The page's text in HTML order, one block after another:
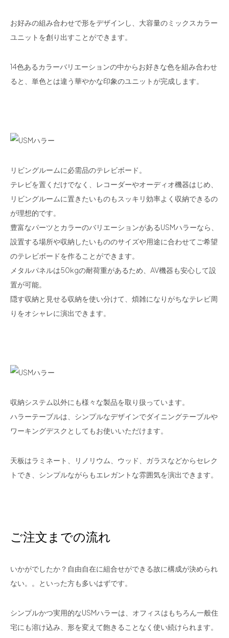
お好みの組み合わせで形をデザインし、大容量のミックスカラー
ユニットを創り出すことができます。
14色あるカラーバリエーションの中からお好きな色を組み合わせ
ると、単色とは違う華やかな印象のユニットが完成します。
リビングルームに必需品のテレビボード。
テレビを置くだけでなく、レコーダーやオーディオ機器はじめ、
リビングルームに置きたいものもスッキリ効率よく収納できるの
が理想的です。
豊富なパーツとカラーのバリエーションがあるUSMハラーなら、
設置する場所や収納したいもののサイズや用途に合わせてご希望
のテレビボードを作ることができます。
メタルパネルは50kgの耐荷重があるため、AV機器も安心して設
置が可能。
隠す収納と見せる収納を使い分けて、煩雑になりがちなテレビ周
りをオシャレに演出できます。
収納システム以外にも様々な製品を取り扱っています。
ハラーテーブルは、シンプルなデザインでダイニングテーブルや
ワーキングデスクとしてもお使いいただけます。
天板はラミネート、リノリウム、ウッド、ガラスなどからセレク
トでき、シンプルながらもエレガントな雰囲気を演出できます。
ご注文までの流れ
いかがでしたか？自由自在に組合せができる故に構成が決められ
ない。。といった方も多いはずです。
シンプルかつ実用的なUSMハラーは、オフィスはもちろん一般住
宅にも溶け込み、形を変えて飽きることなく使い続けられます。